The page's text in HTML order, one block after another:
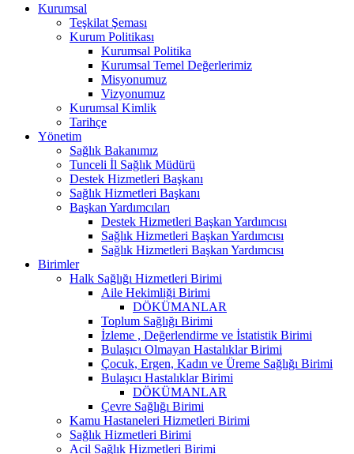
Kurumsal
Teşkilat Şeması
Kurum Politikası
Kurumsal Politika
Kurumsal Temel Değerlerimiz
Misyonumuz
Vizyonumuz
Kurumsal Kimlik
Tarihçe
Yönetim
Sağlık Bakanımız
Tunceli İl Sağlık Müdürü
Destek Hizmetleri Başkanı
Sağlık Hizmetleri Başkanı
Başkan Yardımcıları
Destek Hizmetleri Başkan Yardımcısı
Sağlık Hizmetleri Başkan Yardımcısı
Sağlık Hizmetleri Başkan Yardımcısı
Birimler
Halk Sağlığı Hizmetleri Birimi
Aile Hekimliği Birimi
DÖKÜMANLAR
Toplum Sağlığı Birimi
İzleme , Değerlendirme ve İstatistik Birimi
Bulaşıcı Olmayan Hastalıklar Birimi
Çocuk, Ergen, Kadın ve Üreme Sağlığı Birimi
Bulaşıcı Hastalıklar Birimi
DÖKÜMANLAR
Çevre Sağlığı Birimi
Kamu Hastaneleri Hizmetleri Birimi
Sağlık Hizmetleri Birimi
Acil Sağlık Hizmetleri Birimi